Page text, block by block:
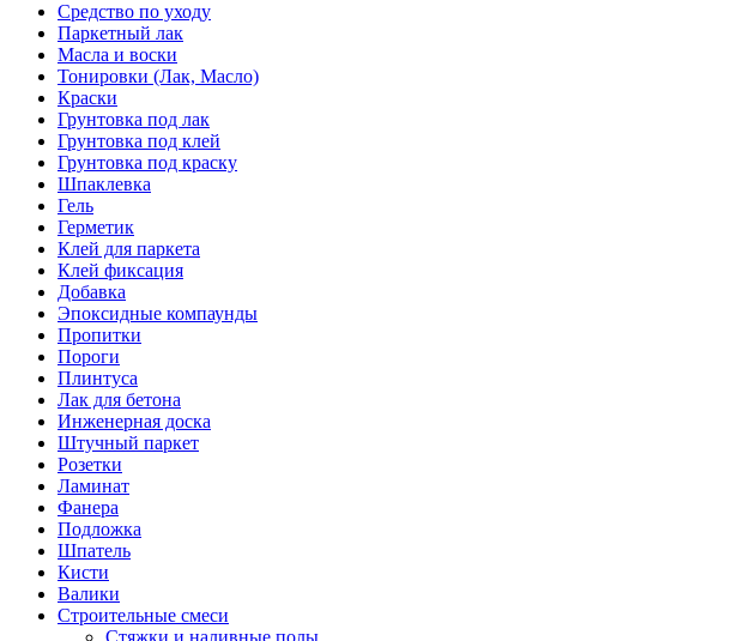
Средство по уходу
Паркетный лак
Масла и воски
Тонировки (Лак, Масло)
Краски
Грунтовка под лак
Грунтовка под клей
Грунтовка под краску
Шпаклевка
Гель
Герметик
Клей для паркета
Клей фиксация
Добавка
Эпоксидные компаунды
Пропитки
Пороги
Плинтуса
Лак для бетона
Инженерная доска
Штучный паркет
Розетки
Ламинат
Фанера
Подложка
Шпатель
Кисти
Валики
Строительные смеси